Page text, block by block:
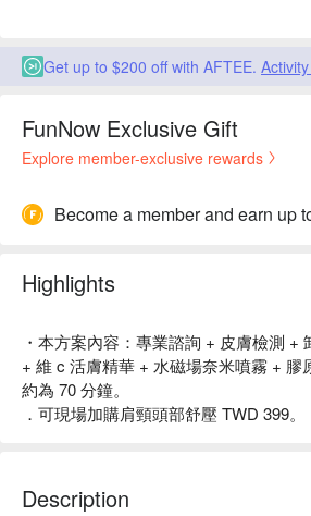
Get up to $200 off with AFTEE.
FunNow Exclusive Gift
Explore member-exclusive rewards
Become a member and earn up
Highlights
・本方案內容：專業諮詢 + 皮膚檢測 +
+ 維 c 活膚精華 + 水磁場奈米噴霧 + 膠
約為 70 分鐘。
．可現場加購肩頸頭部舒壓 TWD 399。
Description